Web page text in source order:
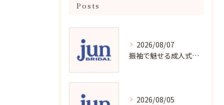
Posts
2026/08/07
振袖で魅せる成人式写真の魅力と撮影ポイント
2026/08/05